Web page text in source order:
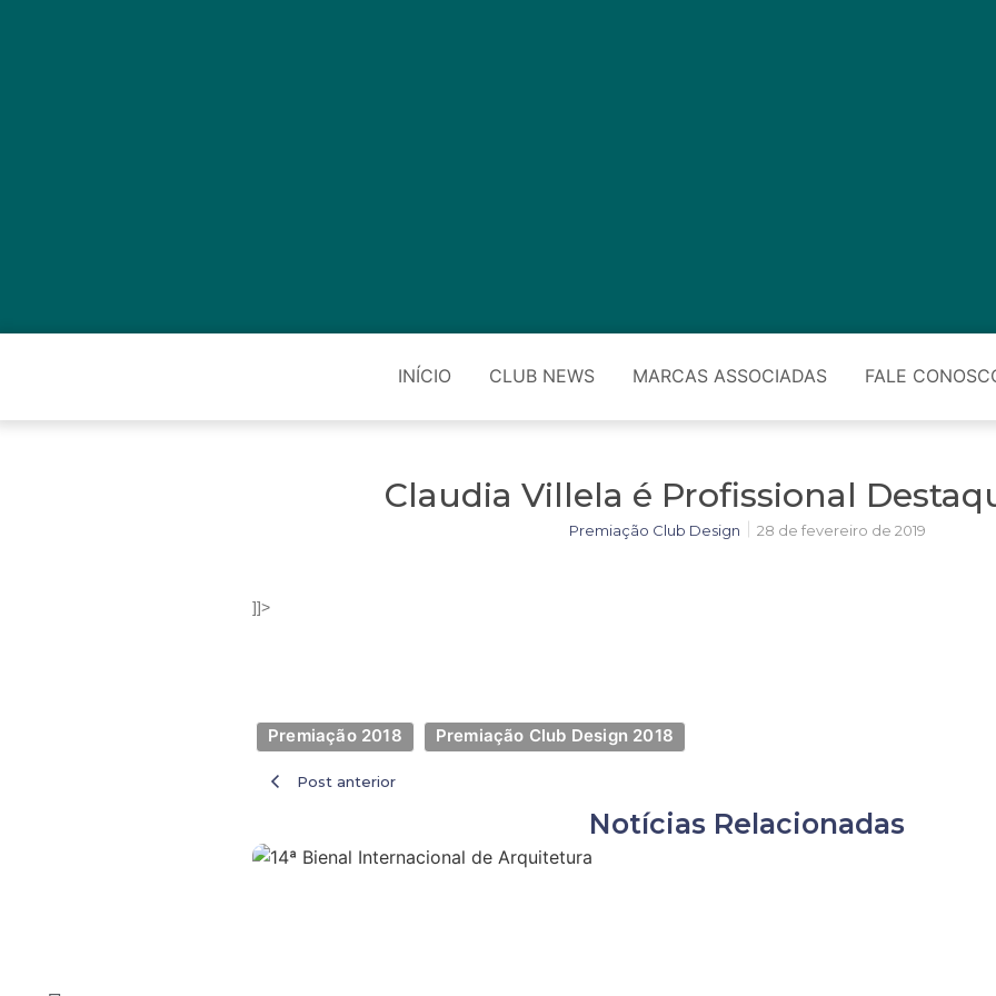
INÍCIO CLUB NEWS MARCAS ASSOCIADAS FALE
Claudia Villela é Profissional
Premiação Club Design 28 de fevereiro de 2019
]]>
Premiação 2018 Premiação Club Design 2018
Post anterior
Notícias Relacionadas